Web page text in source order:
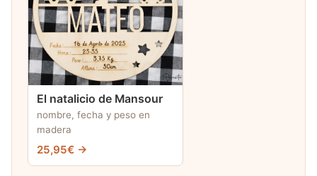
El natalicio de Mansour
nombre, fecha y peso en
madera
25,95€ →